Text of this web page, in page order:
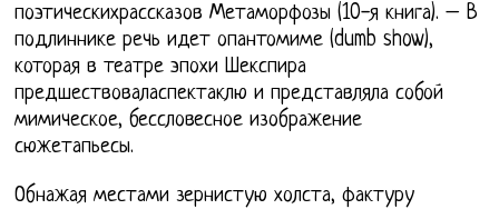
поэтическихрассказов Метаморфозы (10-я книга). – В
подлиннике речь идет опантомиме (dumb show),
которая в театре эпохи Шекспира
предшествоваласпектаклю и представляла собой
мимическое, бессловесное изображение
сюжетапьесы.
Обнажая местами зернистую холста, фактуру